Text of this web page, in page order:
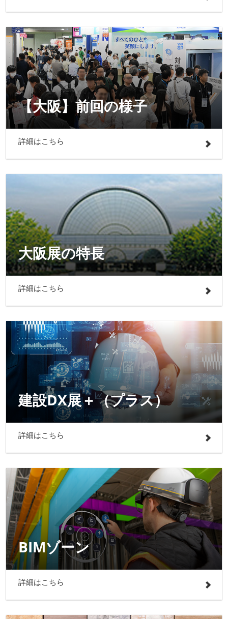
【大阪】前回の様子
詳細はこちら
大阪展の特長
詳細はこちら
建設DX展＋（プラス）
詳細はこちら
BIMゾーン
詳細はこちら